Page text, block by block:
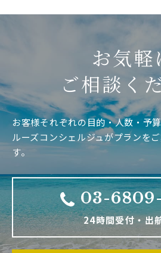
お気軽
ご相談く
お客様それぞれの目的・人数・予
ルーズコンシェルジュがプランを
す。
03-
24時間受付・出